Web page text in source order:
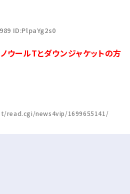
ID:PlpaYg2s0
ウールTとダウンジャケットの方
read.cgi/news4vip/1699655141/